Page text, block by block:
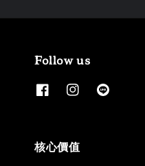
Follow us
核心價值